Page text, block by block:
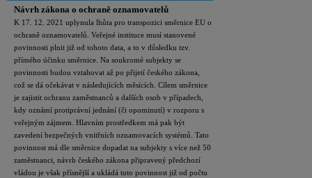
Návrh zákona o ochraně oznamovatelů
K 17. 12. 2021 uplynula lhůta pro transpozici směrnice EU o
ochraně oznamovatelů. Veřejné instituce musí stanovené
povinnosti plnit již od tohoto data, a to v důsledku tzv.
přímého účinku směrnice. Na soukromé subjekty se
povinnosti budou vztahovat až po přijetí českého zákona,
což se dá očekávat v následujících měsících. Cílem směrnice
je zajistit ochranu zaměstnanců a dalších osob v případech,
kdy oznámí protiprávní jednání (či opominutí) v rozporu s
veřejným zájmem. Hlavním prostředkem má pak být
zavedení bezpečných vnitřních oznamovacích systémů. Tato
povinnost má dle směrnice dopadat na subjekty s více než 50
zaměstnanci, návrh českého zákona připravený předchozí
vládou je však přísnější a ukládá tuto povinnost již od počtu